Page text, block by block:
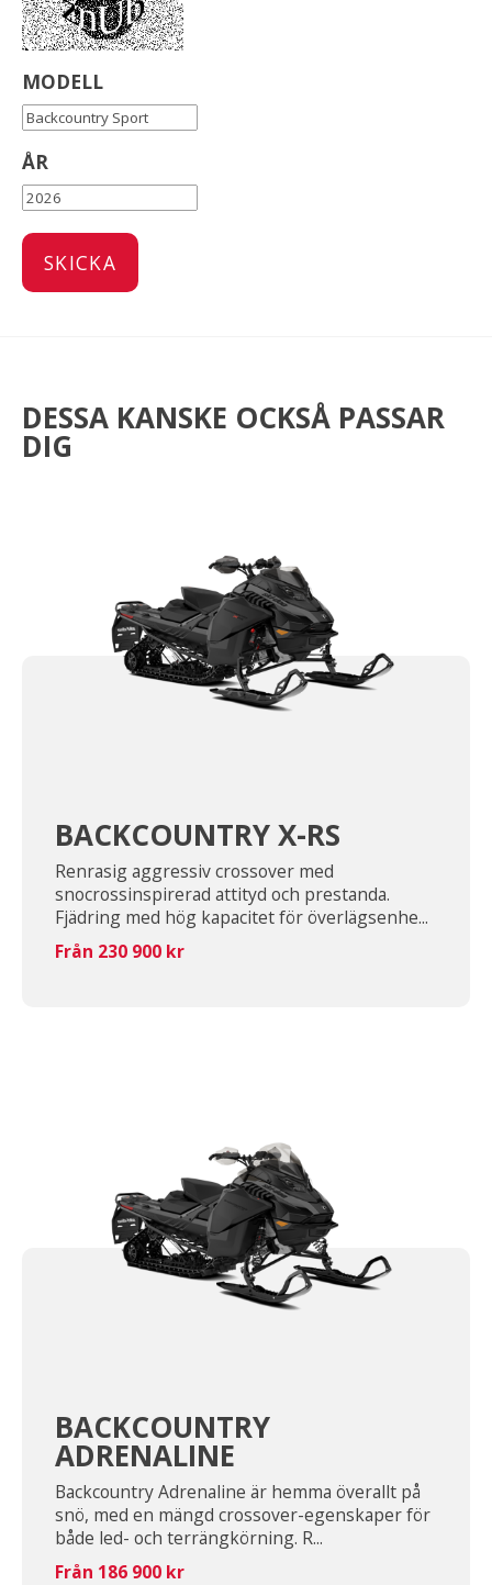
MODELL
ÅR
DESSA KANSKE OCKSÅ PASSAR
DIG
BACKCOUNTRY X-RS
Renrasig aggressiv crossover med
snocrossinspirerad attityd och prestanda.
Fjädring med hög kapacitet för överlägsenhe...
Från 230 900 kr
BACKCOUNTRY
ADRENALINE
Backcountry Adrenaline är hemma överallt på
snö, med en mängd crossover-egenskaper för
både led- och terrängkörning. R...
Från 186 900 kr